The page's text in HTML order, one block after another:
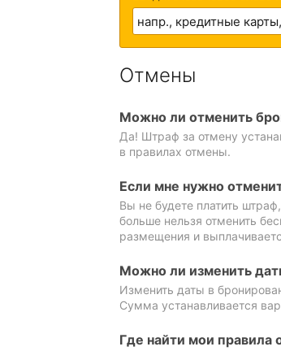
Отмены
Можно ли отменить
Да! Штраф за отмену
в правилах отмены.
Если мне нужно
Вы не будете платить
больше нельзя отменить
размещения и
Можно ли изменить
Изменить даты в
Сумма устанавливается
Где найти мои правила